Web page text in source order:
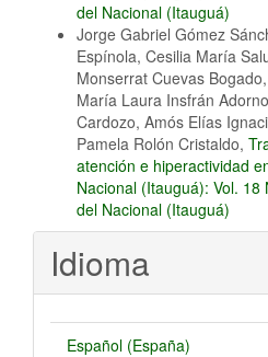
del Nacional (Itauguá)
Jorge Gabriel Gómez
Espínola, Cesilia María
Monserrat Cuevas
María Laura Insfrán
Cardozo, Amós Elías
Pamela Rolón Cristaldo,
atención e hiperactividad
Nacional (Itauguá): Vol.
del Nacional (Itauguá)
Idioma
Español (España)